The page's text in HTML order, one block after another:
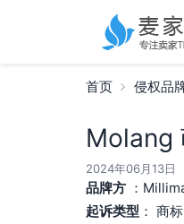
首页 侵权品
Molang
2024年06月13日
品牌方：
起诉类型 ： 商